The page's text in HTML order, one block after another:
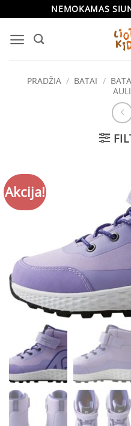
content
NEMOKAMAS
PRADŽIA / BATAI /
Akcija!